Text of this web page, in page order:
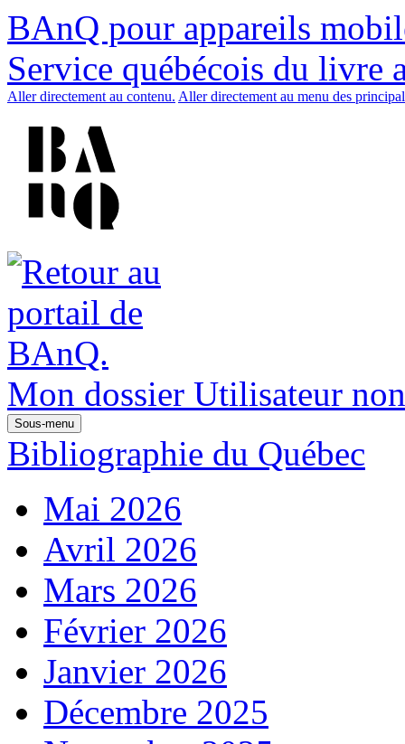
BAnQ pour appareils
Service québécois du livre
Aller directement au contenu. Aller directement au menu des
Mon dossier Utilisateur
Sous-menu
Bibliographie du Québec
Mai 2026
Avril 2026
Mars 2026
Février 2026
Janvier 2026
Décembre 2025